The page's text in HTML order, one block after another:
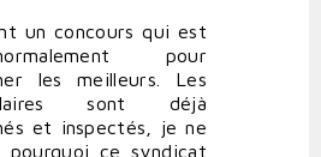
un concours qui est
pour
les meilleurs. Les
sont déjà
et inspectés, je ne
pourquoi ce syndicat